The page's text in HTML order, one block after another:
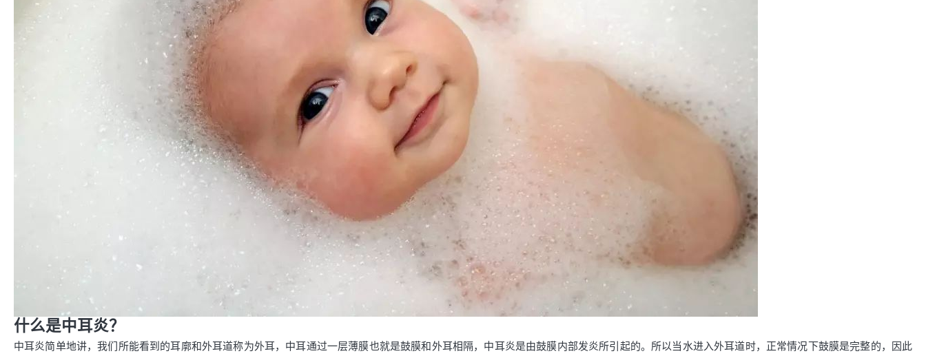
什么是中耳炎？
中耳炎简单地讲，我们所能看到的耳廓和外耳道称为外耳，中耳通过一层薄膜也就是鼓膜和外耳相隔，中耳炎是由鼓膜内部发炎所引起的。所以当水进入外耳道时，正常情况下鼓膜是完整的，因此